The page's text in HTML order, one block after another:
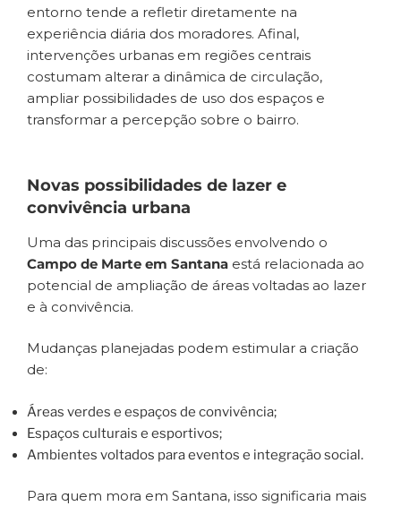
entorno tende a refletir diretamente na
experiência diária dos moradores. Afinal,
intervenções urbanas em regiões centrais
costumam alterar a dinâmica de circulação,
ampliar possibilidades de uso dos espaços e
transformar a percepção sobre o bairro.
Novas possibilidades de lazer e
convivência urbana
Uma das principais discussões envolvendo o
Campo de Marte em Santana está relacionada ao
potencial de ampliação de áreas voltadas ao lazer
e à convivência.
Mudanças planejadas podem estimular a criação
de:
Áreas verdes e espaços de convivência;
Espaços culturais e esportivos;
Ambientes voltados para eventos e integração social.
Para quem mora em Santana, isso significaria mais